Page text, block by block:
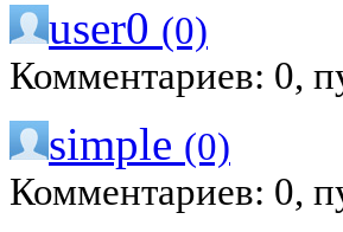
user0 (0)
Комментариев: 0,
simple (0)
Комментариев: 0,